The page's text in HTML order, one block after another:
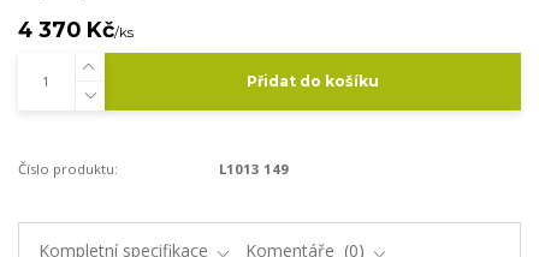
4 370 Kč/ks
Přidat do košíku
Číslo produktu: L1013 149
Kompletní specifikace Komentáře 0